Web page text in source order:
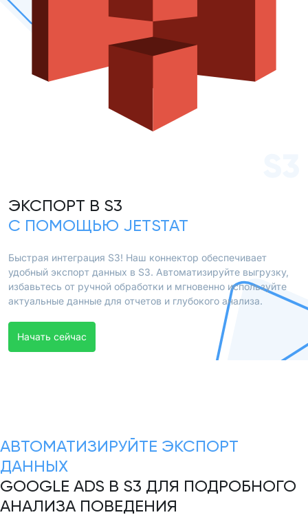
ЭКСПОРТ В S3
С ПОМОЩЬЮ JETSTAT
Быстрая интеграция S3! Наш коннектор обеспечивает
удобный экспорт данных в S3. Автоматизируйте выгрузку,
избавьтесь от ручной обработки и мгновенно используйте
актуальные данные для отчетов и глубокого анализа.
Начать сейчас
АВТОМАТИЗИРУЙТЕ ЭКСПОРТ
ДАННЫХ
GOOGLE ADS В S3 ДЛЯ ПОДРОБНОГО
АНАЛИЗА ПОВЕДЕНИЯ